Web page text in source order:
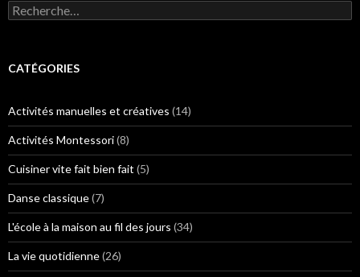
R
e
e
h
e
r
:
CATÉGORIES
Activités manuelles et créatives (14)
Activités Montessori(8)
Cuisiner vite fait bien fait (5)
Danse classique(7)
L'école à la maison au fil des jours (34)
La vie quotidienne(26)